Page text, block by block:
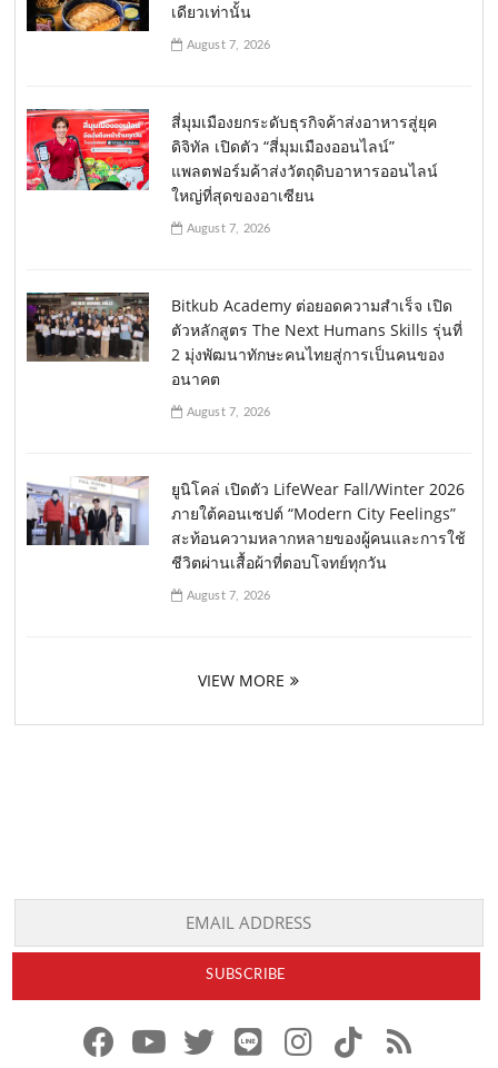
เดียวเท่านั้น
August 7, 2026
สี่มุมเมืองยกระดับธุรกิจค้าส่งอาหารสู่ยุค
ดิจิทัล เปิดตัว “สี่มุมเมืองออนไลน์”
แพลตฟอร์มค้าส่งวัตถุดิบอาหารออนไลน์
ใหญ่ที่สุดของอาเซียน
August 7, 2026
Bitkub Academy ต่อยอดความสำเร็จ เปิด
ตัวหลักสูตร The Next Humans Skills รุ่นที่
2 มุ่งพัฒนาทักษะคนไทยสู่การเป็นคนของ
อนาคต
August 7, 2026
ยูนิโคล่ เปิดตัว LifeWear Fall/Winter 2026
ภายใต้คอนเซปต์ “Modern City Feelings”
สะท้อนความหลากหลายของผู้คนและการใช้
ชีวิตผ่านเสื้อผ้าที่ตอบโจทย์ทุกวัน
August 7, 2026
VIEW MORE
x
r